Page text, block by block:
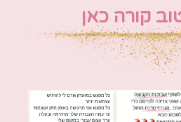
קורה כאן